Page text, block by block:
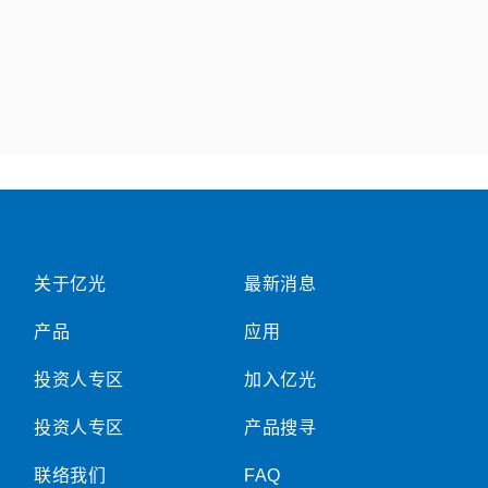
关于亿光
产品
投资人专区
投资人专区
联络我们
最新消息
应用
加入亿光
产品搜寻
FAQ